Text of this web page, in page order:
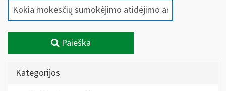
Paieška
Kategorijos